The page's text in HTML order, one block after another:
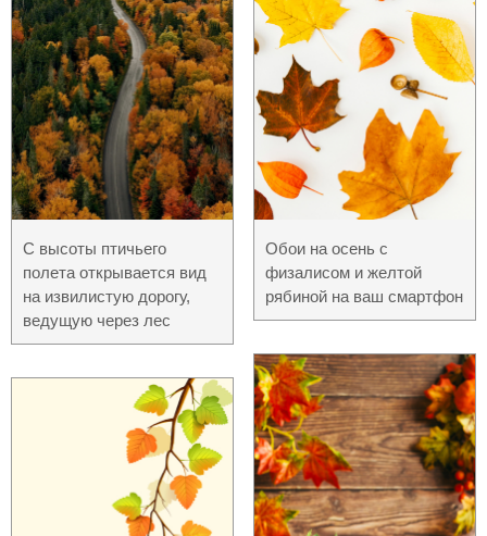
С высоты птичьего
полета открывается вид
на извилистую дорогу,
ведущую через лес
Обои на осень с
физалисом и желтой
рябиной на ваш смартфон